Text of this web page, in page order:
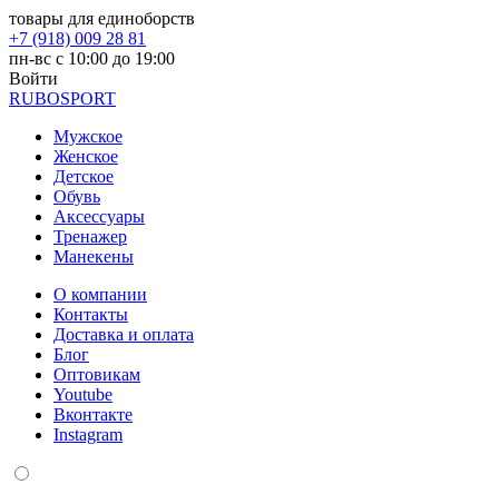
товары для единоборств
+7 (918) 009 28 81
пн-вс с 10:00 до 19:00
Войти
RUBOSPORT
Мужское
Женское
Детское
Обувь
Аксессуары
Тренажер
Манекены
О компании
Контакты
Доставка и оплата
Блог
Оптовикам
Youtube
Вконтакте
Instagram